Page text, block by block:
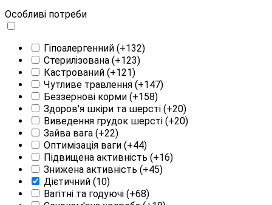
Особливі потреби
Гіпоалергенний (+132)
Стерилізована (+123)
Кастрований (+121)
Чутливе травлення (+147)
Беззернові корми (+158)
Здоров'я шкіри та шерсті (+20)
Виведення грудок шерсті (+20)
Зайва вага (+22)
Оптимізація ваги (+44)
Підвищена активність (+16)
Знижена активність (+45)
Дієтичний (10)
Вагітні та годуючі (+68)